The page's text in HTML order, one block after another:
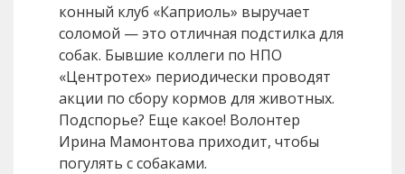
конный клуб «Каприоль» выручает
соломой — это отличная подстилка для
собак. Бывшие коллеги по НПО
«Центротех» периодически проводят
акции по сбору кормов для животных.
Подспорье? Еще какое! Волонтер
Ирина Мамонтова приходит, чтобы
погулять с собаками.